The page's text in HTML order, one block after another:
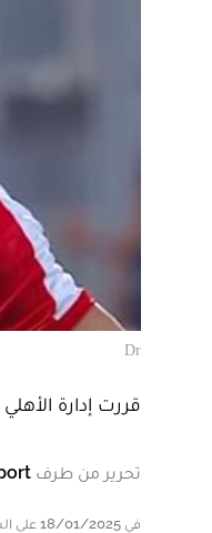
Dr
قررت إدارة
تحرير من طرف
في 18/01/2025 على الساعة 18:00